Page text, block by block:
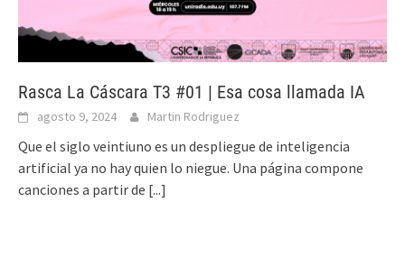
Rasca La Cáscara T3 #01 | Esa cosa llamada IA
agosto 9, 2024 Martin Rodriguez
Que el siglo veintiuno es un despliegue de inteligencia
artificial ya no hay quien lo niegue. Una página compone
canciones a partir de [...]